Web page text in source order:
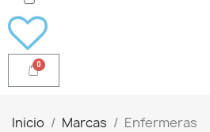
Inicio Marcas Enfermeras